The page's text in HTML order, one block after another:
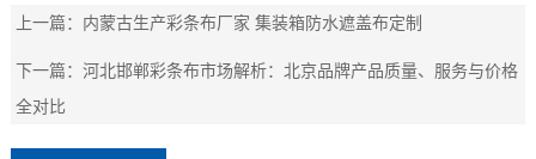
上一篇： 内蒙古生产彩条布厂家 集装箱防水遮盖布定制
下一篇：河北邯郸彩条布市场解析：北京品牌产品质量、服务与价格
全对比